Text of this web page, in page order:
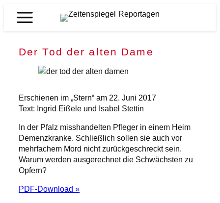
Inhalt
Zeitenspiegel
Der Tod der alten Dame
Erschienen im „Stern“ am 22. Juni 2017
Text: Ingrid Eißele und Isabel Stettin
In der Pfalz misshandelten Pfleger in einem Heim
Demenzkranke. Schließlich sollen sie auch vor
mehrfachem Mord nicht zurückgeschreckt sein.
Warum werden ausgerechnet die Schwächsten zu
Opfern?
PDF-Download »